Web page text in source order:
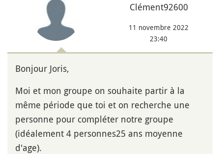
Clément92600
11 novembre 2022
23:40
Bonjour Joris,
Moi et mon groupe on souhaite partir à la
même période que toi et on recherche une
personne pour compléter notre groupe
(idéalement 4 personnes25 ans moyenne
d'age).